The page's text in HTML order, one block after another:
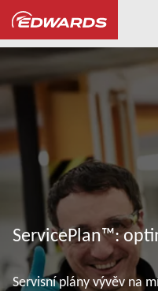
...
ServicePlan™:
Servisní plány vývěv na